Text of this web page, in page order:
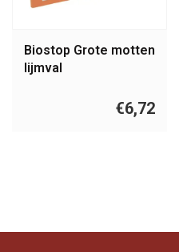
Biostop Grote motten
lijmval
€6,72